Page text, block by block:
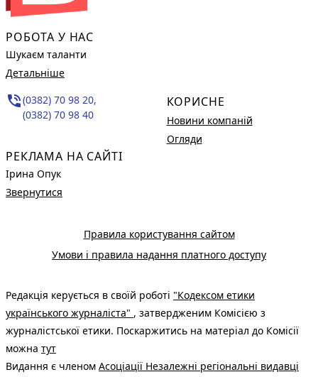
РОБОТА У НАС
Шукаєм таланти
Детальніше
phone_in_talk(0382) 70 98 20,
(0382) 70 98 40
РЕКЛАМА НА САЙТІ
Ірина Опук
Звернутися
КОРИСНЕ
Новини компаній
Огляди
Правила користування сайтом
Умови і правила надання платного доступу
Редакція керується в своїй роботі "Кодексом етики
українського журналіста" , затвердженим Комісією з
журналістської етики. Поскаржитись на матеріал до Комісії
можна тут
Видання є членом Асоціації Незалежні регіональні видавці